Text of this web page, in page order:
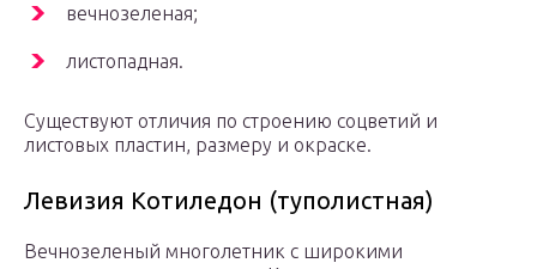
вечнозеленая;
листопадная.
Существуют отличия по строению соцветий и
листовых пластин, размеру и окраске.
Левизия Котиледон (туполистная)
Вечнозеленый многолетник с широкими